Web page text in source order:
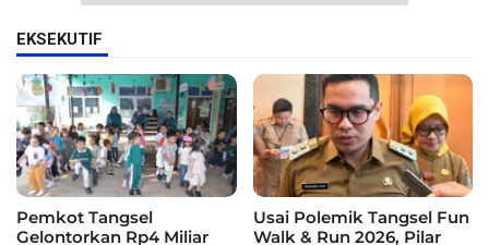
EKSEKUTIF
Pemkot Tangsel
Gelontorkan Rp4 Miliar
Usai Polemik Tangsel Fun
Walk & Run 2026, Pilar